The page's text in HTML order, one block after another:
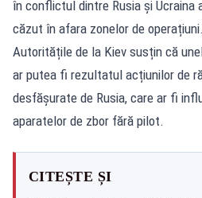
în conflictul dintre Rusia și Ucraina
căzut în afara zonelor de operațiuni.
Autoritățile de la Kiev susțin că
ar putea fi rezultatul acțiunilor de
desfășurate de Rusia, care ar fi
aparatelor de zbor fără pilot.
CITEȘTE ȘI